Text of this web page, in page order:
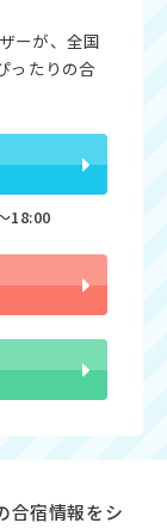
ーが、全国
ったりの合
18:00
合宿情報をシ